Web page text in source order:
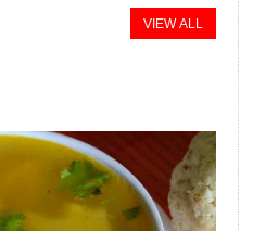
VIEW ALL